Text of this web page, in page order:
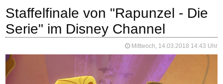
Staffelfinale von "Rapunzel - Die
Serie" im Disney Channel
Mittwoch, 14.03.2018 14:43 Uhr